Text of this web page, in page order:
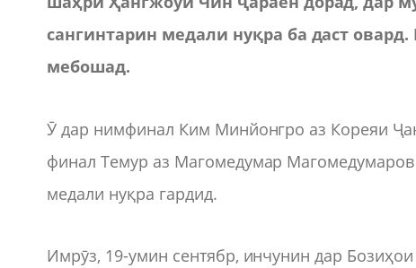
сангинтарин медали нуқра ба даст овард.
мебошад.
Ӯ дар нимфинал Ким Минйонгро аз Кореяи
финал Темур аз Магомедумар
медали нуқра гардид.
Имрӯз, 19-умин сентябр, инчунин дар